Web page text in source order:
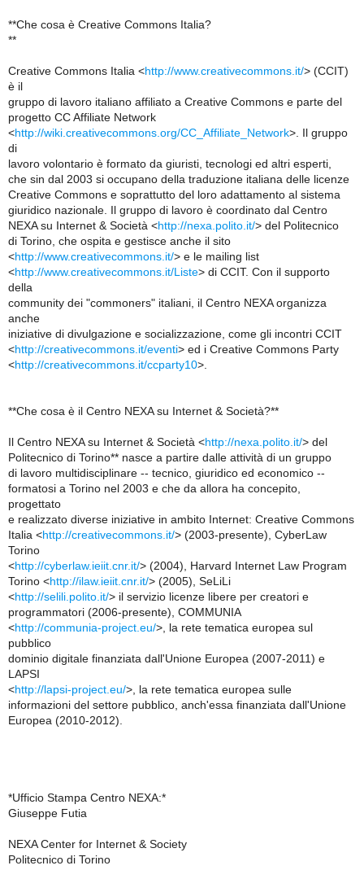
**Che cosa è Creative Commons Italia?
**
Creative Commons Italia <http://www.creativecommons.it/> (CCIT)
è il
gruppo di lavoro italiano affiliato a Creative Commons e parte del
progetto CC Affiliate Network
<http://wiki.creativecommons.org/CC_Affiliate_Network>. Il gruppo
di
lavoro volontario è formato da giuristi, tecnologi ed altri esperti,
che sin dal 2003 si occupano della traduzione italiana delle licenze
Creative Commons e soprattutto del loro adattamento al sistema
giuridico nazionale. Il gruppo di lavoro è coordinato dal Centro
NEXA su Internet & Società <http://nexa.polito.it/> del Politecnico
di Torino, che ospita e gestisce anche il sito
<http://www.creativecommons.it/> e le mailing list
<http://www.creativecommons.it/Liste> di CCIT. Con il supporto
della
community dei "commoners" italiani, il Centro NEXA organizza
anche
iniziative di divulgazione e socializzazione, come gli incontri CCIT
<http://creativecommons.it/eventi> ed i Creative Commons Party
<http://creativecommons.it/ccparty10>.
**Che cosa è il Centro NEXA su Internet & Società?**
Il Centro NEXA su Internet & Società <http://nexa.polito.it/> del
Politecnico di Torino** nasce a partire dalle attività di un gruppo
di lavoro multidisciplinare -- tecnico, giuridico ed economico --
formatosi a Torino nel 2003 e che da allora ha concepito,
progettato
e realizzato diverse iniziative in ambito Internet: Creative Commons
Italia <http://creativecommons.it/> (2003-presente), CyberLaw
Torino
<http://cyberlaw.ieiit.cnr.it/> (2004), Harvard Internet Law Program
Torino <http://ilaw.ieiit.cnr.it/> (2005), SeLiLi
<http://selili.polito.it/> il servizio licenze libere per creatori e
programmatori (2006-presente), COMMUNIA
<http://communia-project.eu/>, la rete tematica europea sul
pubblico
dominio digitale finanziata dall'Unione Europea (2007-2011) e
LAPSI
<http://lapsi-project.eu/>, la rete tematica europea sulle
informazioni del settore pubblico, anch'essa finanziata dall'Unione
Europea (2010-2012).
*Ufficio Stampa Centro NEXA:*
Giuseppe Futia
NEXA Center for Internet & Society
Politecnico di Torino